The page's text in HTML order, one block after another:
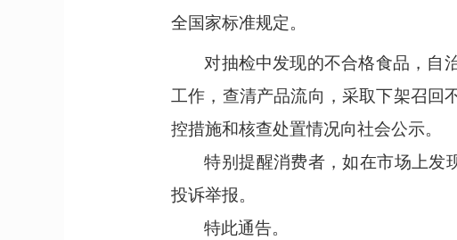
全国家标准规定。
对抽检中发现的不合格食品，自
工作，查清产品流向，采取下架召回
控措施和核查处置情况向社会公示。
特别提醒消费者，如在市场上发
投诉举报。
特此通告。